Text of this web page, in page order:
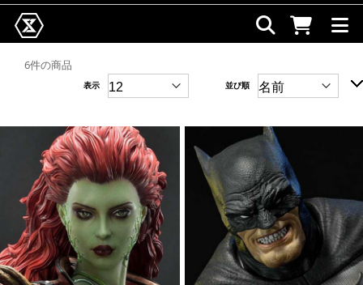
6件の商品
並び順
表示